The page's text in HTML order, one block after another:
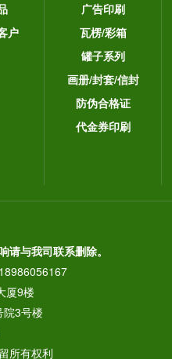
户
广告印刷
瓦楞/彩箱
罐子系列
画册/封套/信封
防伪合格证
代金券印刷
与我司联系删除。
厦9楼
院3号楼
所有权利